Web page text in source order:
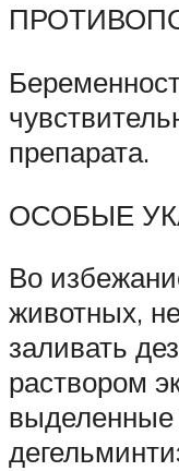
препарата.
ОСОБЫЕ
Во
животных,
заливать
раствором